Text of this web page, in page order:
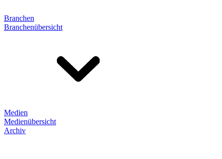
Branchen
Branchenübersicht
Medien
Medienübersicht
Archiv